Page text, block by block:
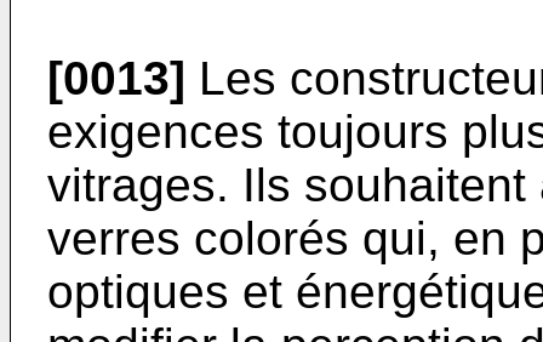
[0013] Les
exigences toujours
vitrages. Ils
verres colorés qui, en
optiques et